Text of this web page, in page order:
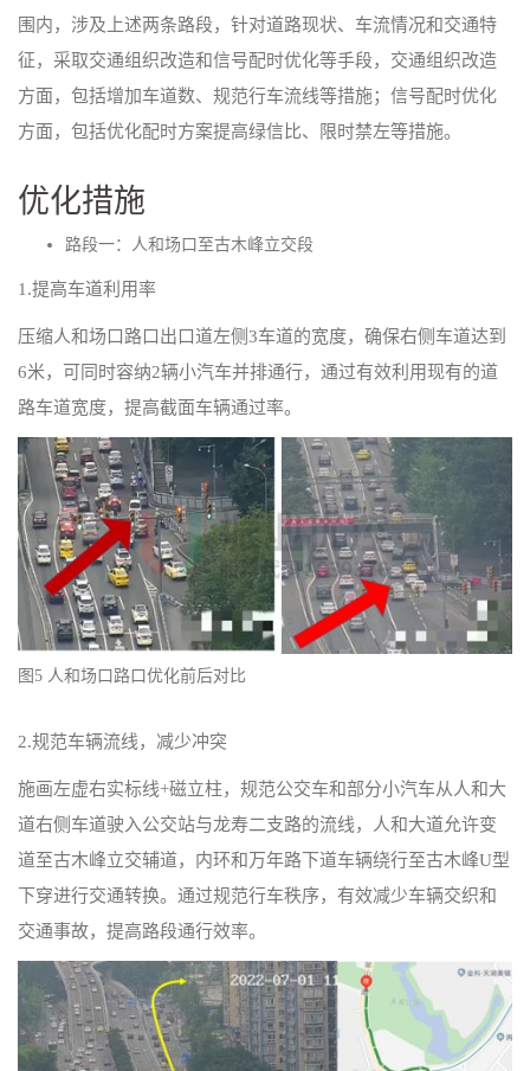
围内，涉及上述两条路段，针对道路现状、车流情况和交通特
征，采取交通组织改造和信号配时优化等手段，交通组织改造
方面，包括增加车道数、规范行车流线等措施；信号配时优化
方面，包括优化配时方案提高绿信比、限时禁左等措施。
优化措施
路段一：人和场口至古木峰立交段
1.提高车道利用率
压缩人和场口路口出口道左侧3车道的宽度，确保右侧车道达到
6米，可同时容纳2辆小汽车并排通行，通过有效利用现有的道
路车道宽度，提高截面车辆通过率。
图5 人和场口路口优化前后对比
2.规范车辆流线，减少冲突
施画左虚右实标线+磁立柱，规范公交车和部分小汽车从人和大
道右侧车道驶入公交站与龙寿二支路的流线，人和大道允许变
道至古木峰立交辅道，内环和万年路下道车辆绕行至古木峰U型
下穿进行交通转换。通过规范行车秩序，有效减少车辆交织和
交通事故，提高路段通行效率。